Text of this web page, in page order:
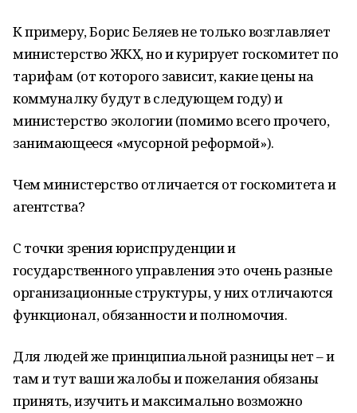
К примеру, Борис Беляев не только возглавляет
министерство ЖКХ, но и курирует госкомитет по
тарифам (от которого зависит, какие цены на
коммуналку будут в следующем году) и
министерство экологии (помимо всего прочего,
занимающееся «мусорной реформой»).
Чем министерство отличается от госкомитета и
агентства?
С точки зрения юриспруденции и
государственного управления это очень разные
организационные структуры, у них отличаются
функционал, обязанности и полномочия.
Для людей же принципиальной разницы нет – и
там и тут ваши жалобы и пожелания обязаны
принять, изучить и максимально возможно